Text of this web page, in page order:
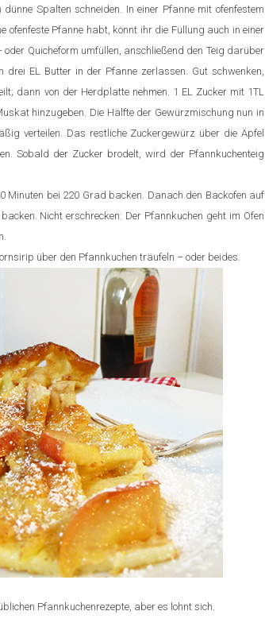
Spalten schneiden. In einer Pfanne mit ofenfestem
ofenfeste Pfanne habt, könnt ihr die Füllung auch in einer
Quicheform umfüllen, anschließend den Teig darüber
drei EL Butter in der Pfanne zerlassen. Gut schwenken,
dann von der Herdplatte nehmen. 1 EL Zucker mit 1TL
hinzugeben. Die Hälfte der Gewürzmischung nun in
verteilen. Das restliche Zuckergewürz über die Äpfel
Sobald der Zucker brodelt, wird der Pfannkuchenteig
Minuten bei 220 Grad backen. Danach den Backofen auf
Nicht erschrecken: Der Pfannkuchen geht im Ofen
über den Pfannkuchen träufeln – oder beides.
Pfannkuchenrezepte, aber es lohnt sich.